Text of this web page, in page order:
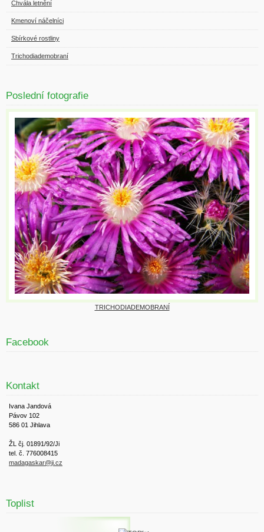
Chvála letnění
Kmenoví náčelníci
Sbírkové rostliny
Trichodiademobraní
Poslední fotografie
TRICHODIADEMOBRANÍ
Facebook
Kontakt
Ivana Jandová
Pávov 102
586 01 Jihlava
ŽL čj. 01891/92/Ji
tel. č. 776008415
madagaskar@ji.cz
Toplist